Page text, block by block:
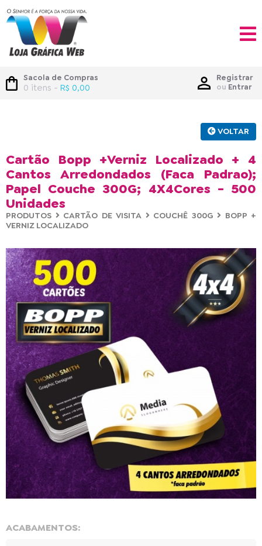
Sacola de Compras
0 itens - R$ 0,00
Registrar
ou Entrar
VOLTAR
Cartão Bopp +Verniz Localizado + 4
Cantos Arredondados (Faca Padrao);
Papel Couche 300G; 4X4Cores - 500
Unidades
PRODUTOS CARTÃO DE VISITA COUCHÊ 300G
BOPP +
VERNIZ LOCALIZADO
ACABAMENTOS: